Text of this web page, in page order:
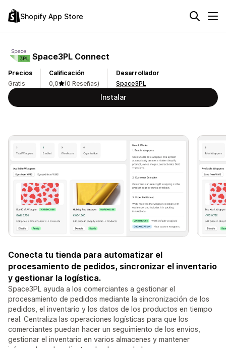
Shopify App Store
Space3PL Connect
Precios
Gratis
Calificación
0,0
(0 Reseñas)
Desarrollador
Space3PL
Instalar
Conecta tu tienda para automatizar el
procesamiento de pedidos, sincronizar el inventario
y gestionar la logística.
Space3PL ayuda a los comerciantes a gestionar el
procesamiento de pedidos mediante la sincronización de los
pedidos, el inventario y los datos de los productos en tiempo
real. Centraliza las operaciones logísticas para que los
comerciantes puedan hacer un seguimiento de los envíos,
gestionar el inventario en varios almacenes y mantener